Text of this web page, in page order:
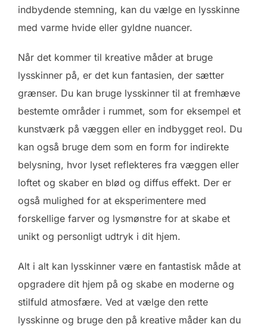
indbydende stemning, kan du vælge en lysskinne
med varme hvide eller gyldne nuancer.
Når det kommer til kreative måder at bruge
lysskinner på, er det kun fantasien, der sætter
grænser. Du kan bruge lysskinner til at fremhæve
bestemte områder i rummet, som for eksempel et
kunstværk på væggen eller en indbygget reol. Du
kan også bruge dem som en form for indirekte
belysning, hvor lyset reflekteres fra væggen eller
loftet og skaber en blød og diffus effekt. Der er
også mulighed for at eksperimentere med
forskellige farver og lysmønstre for at skabe et
unikt og personligt udtryk i dit hjem.
Alt i alt kan lysskinner være en fantastisk måde at
opgradere dit hjem på og skabe en moderne og
stilfuld atmosfære. Ved at vælge den rette
lysskinne og bruge den på kreative måder kan du